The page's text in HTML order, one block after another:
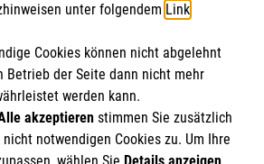
Compliance
uns:www.mehralsnurarbeit.de
unter folgendem Link.
Cookies können nicht abgelehnt
Betrieb der Seite dann nicht mehr
werden kann.
akzeptierenstimmen Sie zusätzlich
notwendigen Cookies zu. Um Ihre